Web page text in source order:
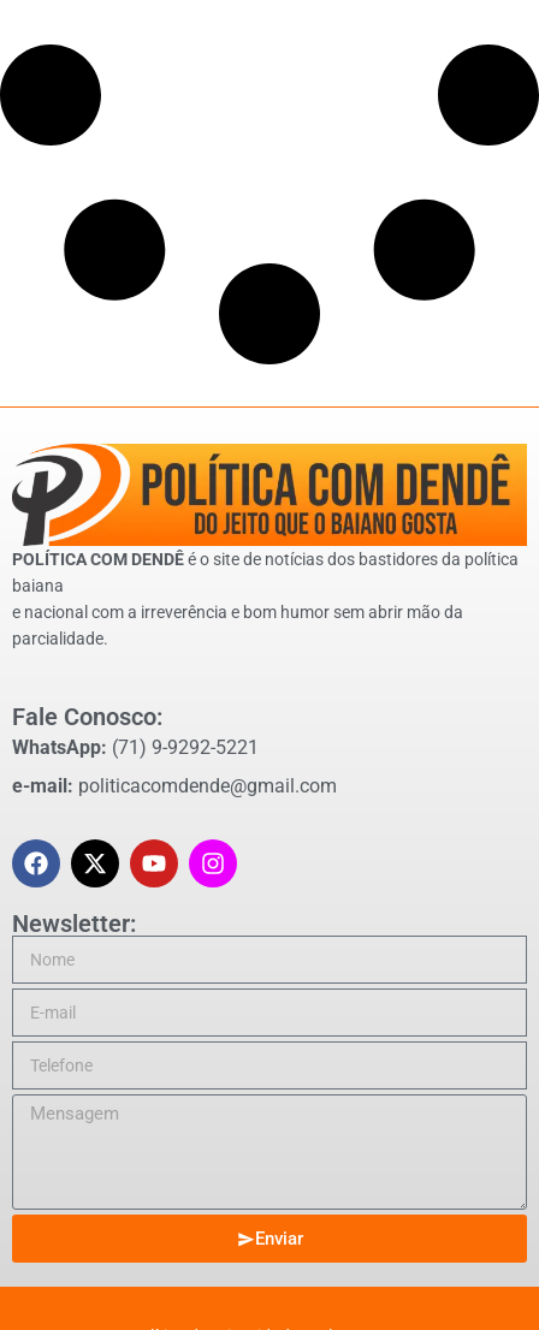
POLÍTICA COM DENDÊé o site de notícias dos bastidores da política
baiana
e nacional com a irreverência e bom humor sem abrir mão da
parcialidade.
Fale Conosco:
WhatsApp: (71) 9-9292-5221
e-mail: politicacomdende@gmail.com
Newsletter:
Enviar